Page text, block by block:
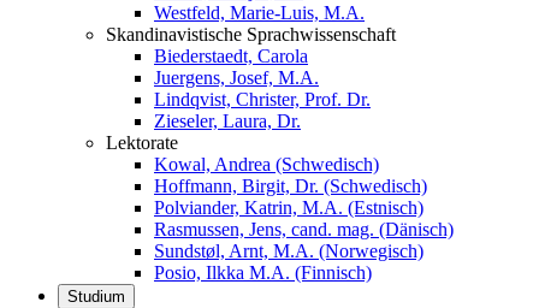
Westfeld, Marie-Luis, M.A.
Skandinavistische Sprachwissenschaft
Biederstaedt, Carola
Juergens, Josef, M.A.
Lindqvist, Christer, Prof. Dr.
Zieseler, Laura, Dr.
Lektorate
Kowal, Andrea (Schwedisch)
Hoffmann, Birgit, Dr. (Schwedisch)
Polviander, Katrin, M.A. (Estnisch)
Rasmussen, Jens, cand. mag. (Dänisch)
Sundstøl, Arnt, M.A. (Norwegisch)
Posio, Ilkka M.A. (Finnisch)
Studium